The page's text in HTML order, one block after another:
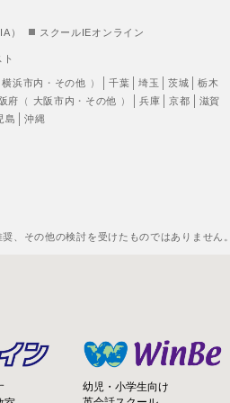
） スクールIEオンライン
横浜市内 ・ その他 ） 千葉 埼玉 茨城
栃木
府 （ 大阪市内 ・ その他 ） 兵庫 京都
滋賀
島
沖縄
、その他の検討を受けたものではありません。
幼児・小学生向け